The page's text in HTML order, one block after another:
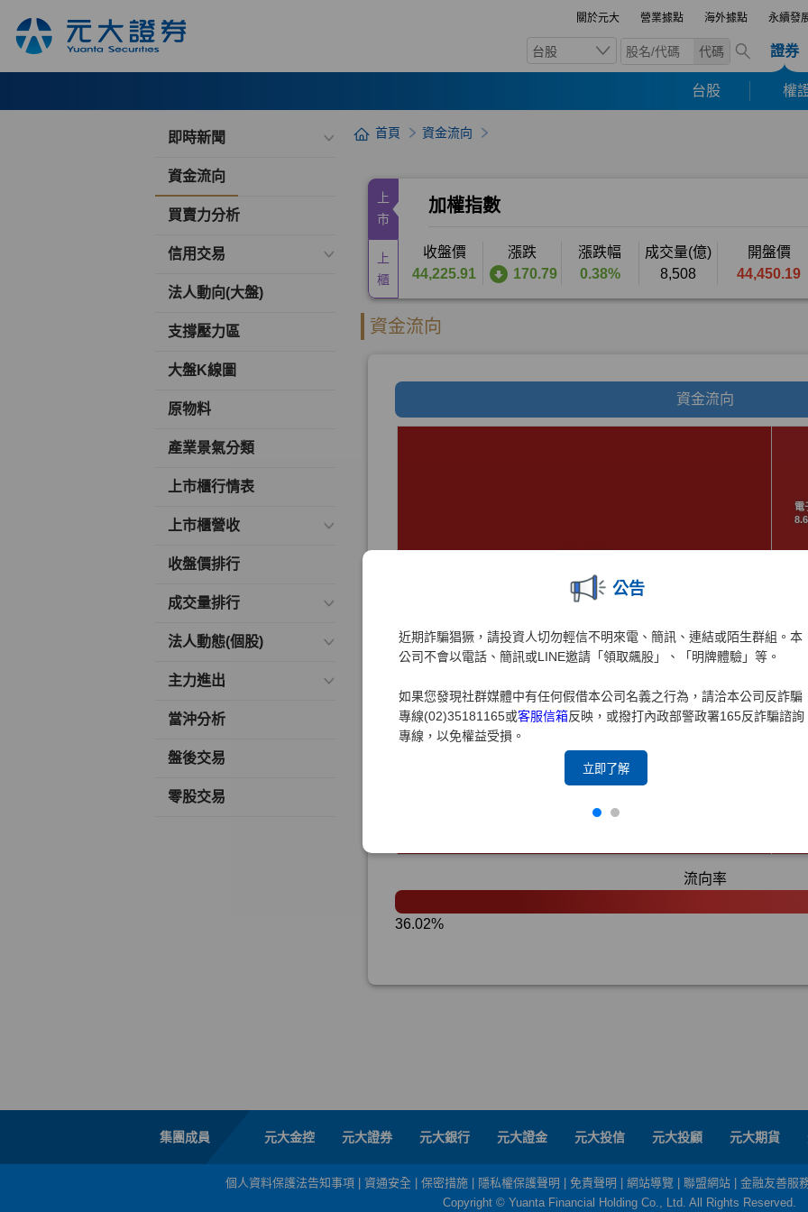
關於元大 營業據點 海外據點 永續發
台股 代碼 證券
台股 權
公告
近期詐騙猖獗，請投資人切勿輕信不明來電、簡訊、連結或陌生群組。本
公司不會以電話、簡訊或LINE邀請「領取飆股」、「明牌體驗」等。
如果您發現社群媒體中有任何假借本公司名義之行為，請洽本公司反詐騙
專線(02)35181165或客服信箱反映，或撥打內政部警政署165反詐騙諮詢
專線，以免權益受損。
立即了解
即時新聞
資金流向
買賣力分析
信用交易
法人動向(大盤)
支撐壓力區
大盤K線圖
原物料
產業景氣分類
上市櫃行情表
上市櫃營收
收盤價排行
成交量排行
法人動態(個股)
主力進出
當沖分析
盤後交易
零股交易
首頁 資金流向
集團成員 元大金控 元大證券 元大銀行 元大證金 元大投信 元大投顧 元大期貨
個人資料保護法告知事項 資通安全 保密措施 隱私權保護聲明 免責聲明 網站導覽 聯盟網站
金融友善服
Copyright © Yuanta Financial Holding Co., Ltd. All Rights Reserved.